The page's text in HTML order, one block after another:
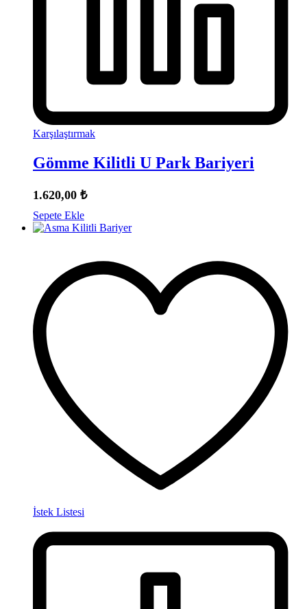
Karşılaştırmak
Gömme Kilitli U Park Bariyeri
1.620,00 ₺
Sepete Ekle
İstek Listesi